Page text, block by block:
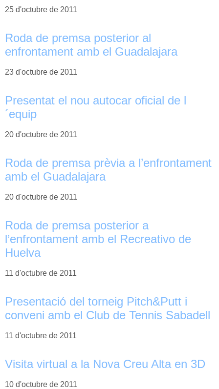
25 d'octubre de 2011
Roda de premsa posterior al
enfrontament amb el Guadalajara
23 d'octubre de 2011
Presentat el nou autocar oficial de l
´equip
20 d'octubre de 2011
Roda de premsa prèvia a l’enfrontament
amb el Guadalajara
20 d'octubre de 2011
Roda de premsa posterior a
l’enfrontament amb el Recreativo de
Huelva
11 d'octubre de 2011
Presentació del torneig Pitch&Putt i
conveni amb el Club de Tennis Sabadell
11 d'octubre de 2011
Visita virtual a la Nova Creu Alta en 3D
10 d'octubre de 2011